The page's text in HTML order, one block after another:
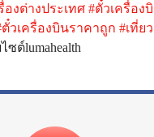
องต่างประเทศ #ตั๋วเครื่อง
ตั๋วเครื่องบินราคาถูก #เที่ย
ต์lumahealth